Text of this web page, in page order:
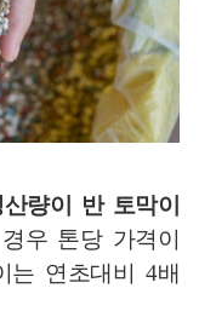
량이 반 토막이
우 톤당 가격이
는 연초대비 4배